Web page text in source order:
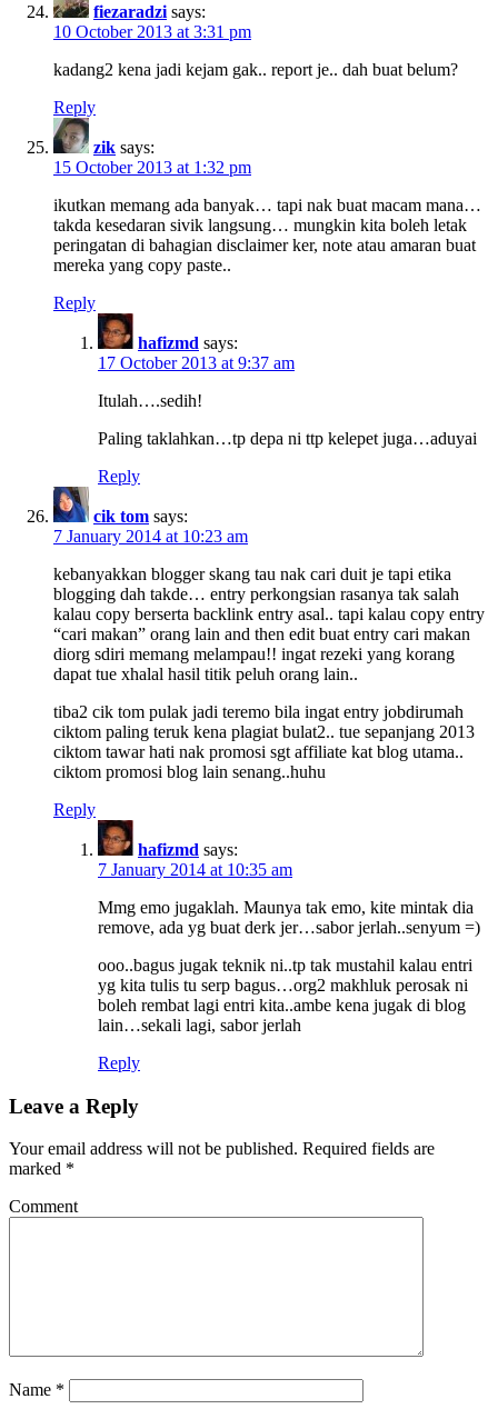
fiezaradzi says:
10 October 2013 at 3:31 pm
kadang2 kena jadi kejam gak.. report je.. dah buat belum?
Reply
zik says:
15 October 2013 at 1:32 pm
ikutkan memang ada banyak… tapi nak buat macam mana…
takda kesedaran sivik langsung… mungkin kita boleh letak
peringatan di bahagian disclaimer ker, note atau amaran buat
mereka yang copy paste..
Reply
hafizmd says:
17 October 2013 at 9:37 am
Itulah….sedih!
Paling taklahkan…tp depa ni ttp kelepet juga…aduyai
Reply
cik tom says:
7 January 2014 at 10:23 am
kebanyakkan blogger skang tau nak cari duit je tapi etika
blogging dah takde… entry perkongsian rasanya tak salah
kalau copy berserta backlink entry asal.. tapi kalau copy entry
“cari makan” orang lain and then edit buat entry cari makan
diorg sdiri memang melampau!! ingat rezeki yang korang
dapat tue xhalal hasil titik peluh orang lain..
tiba2 cik tom pulak jadi teremo bila ingat entry jobdirumah
ciktom paling teruk kena plagiat bulat2.. tue sepanjang 2013
ciktom tawar hati nak promosi sgt affiliate kat blog utama..
ciktom promosi blog lain senang..huhu
Reply
hafizmd says:
7 January 2014 at 10:35 am
Mmg emo jugaklah. Maunya tak emo, kite mintak dia
remove, ada yg buat derk jer…sabor jerlah..senyum =)
ooo..bagus jugak teknik ni..tp tak mustahil kalau entri
yg kita tulis tu serp bagus…org2 makhluk perosak ni
boleh rembat lagi entri kita..ambe kena jugak di blog
lain…sekali lagi, sabor jerlah
Reply
Leave a Reply
Your email address will not be published. Required fields are
marked *
Comment
Name *